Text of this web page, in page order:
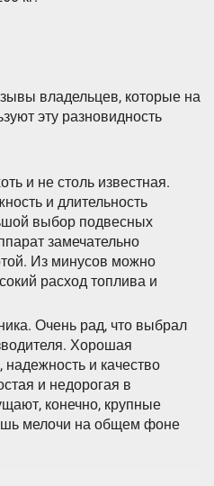
владельцев, которые на
эту разновидность
и не столь известная.
и длительность
выбор подвесных
замечательно
Из минусов можно
расход топлива и
Очень рад, что выбрал
Хорошая
надежность и качество
и недорогая в
конечно, крупные
мелочи на общем фоне